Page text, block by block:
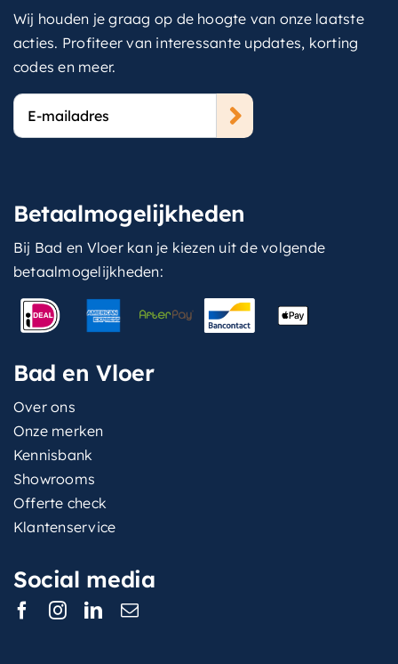
Wij houden je graag op de hoogte van onze laatste
acties. Profiteer van interessante updates, korting
codes en meer.
E-
mailadres
Betaalmogelijkheden
Bij Bad en Vloer kan je kiezen uit de volgende
betaalmogelijkheden:
Bad en Vloer
Over ons
Onze merken
Kennisbank
Showrooms
Offerte check
Klantenservice
Social media